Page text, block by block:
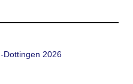
Dottingen 2026